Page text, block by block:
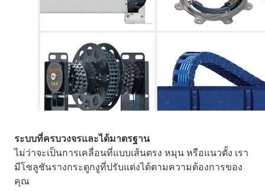
ระบบที่ครบวงจรและได้มาตรฐาน
ไม่ว่าจะเป็นการเคลื่อนที่แบบเส้นตรง หมุน หรือแนวตั้ง เรา
มีโซลูชันรางกระดูกงูที่ปรับแต่งได้ตามความต้องการของ
คุณ